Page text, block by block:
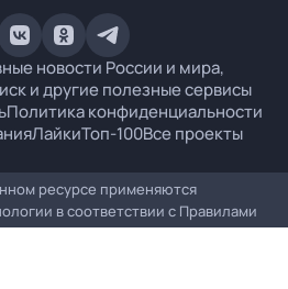
новости России и мира,
и другие полезные сервисы
Политика конфиденциальности
ЛайкиТоп-100Все проекты
ресурсе применяются
в соответствии с Правилами